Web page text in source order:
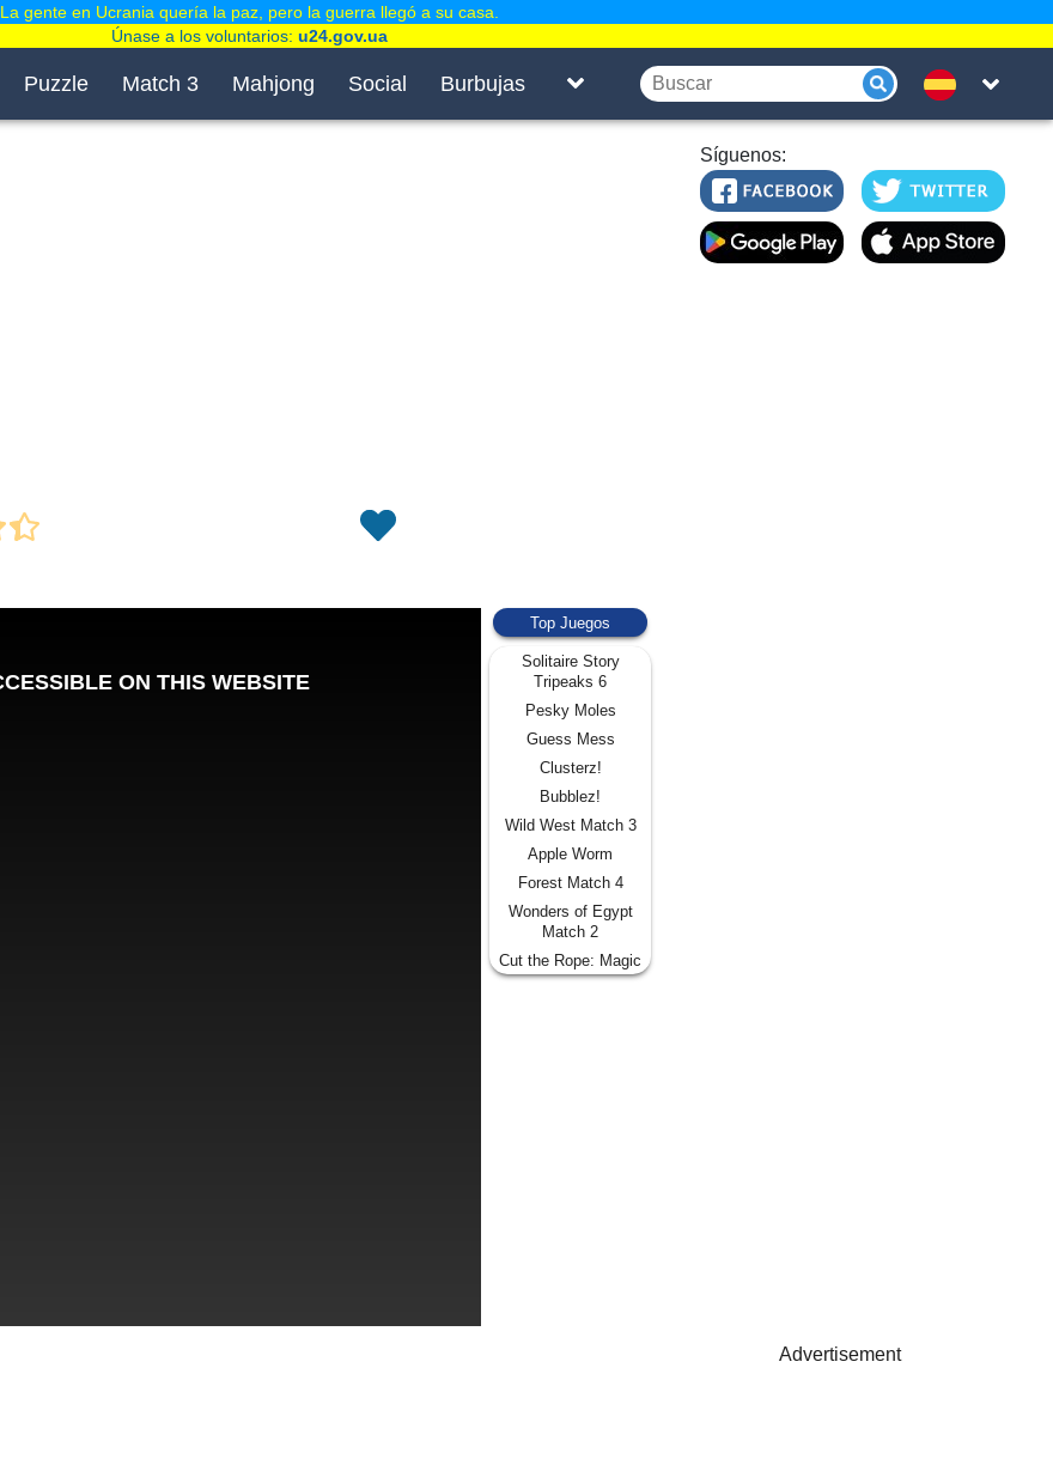
Puzzle Match 3 Mahjong Social Burbujas
Síguenos:
Top Juegos
Solitaire Story
Tripeaks 6
Pesky Moles
Guess Mess
Clusterz!
Bubblez!
Wild West Match 3
Apple Worm
Forest Match 4
Wonders of Egypt
Match 2
Cut the Rope: Magic
Advertisement
La gente en Ucrania quería la paz, pero la guerra llegó a su casa.
Únase a los voluntarios: u24.gov.ua